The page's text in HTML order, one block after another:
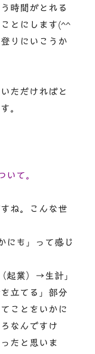
時間がとれる
とにします(^^
りにいこうか
ただければと
。
いて。
ね。こんな世
にも」って感じ
起業）→生計」
立てる」部分
ことをいかに
なんですけ
たと思いま